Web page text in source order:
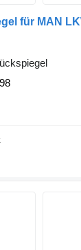
für MAN